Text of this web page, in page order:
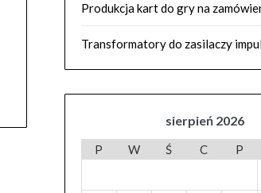
Produkcja kart do gry na
Transformatory do zasilaczy
sierpień 2026
P W Ś C P